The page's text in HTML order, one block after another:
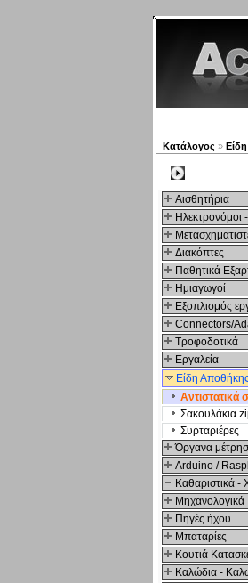
Κατάλογος »
Αισθητήρια
Ηλεκτρονόμοι
Διακόπτες
Παθητικά
Hμιαγωγοί
Εξοπλισμός
Connectors/
Τροφοδοτικά
Εργαλεία
Είδη Αποθήκης
Αντιστατικά
Σακουλάκια
Συρταριέρες
Όργανα
Arduino /
Καθαριστικά -
Μηχανολογικά
Πηγές ήχου
Μπαταρίες
Κουτιά
Καλώδια -